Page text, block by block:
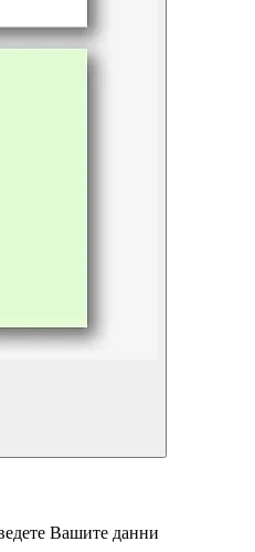
Вашите данни